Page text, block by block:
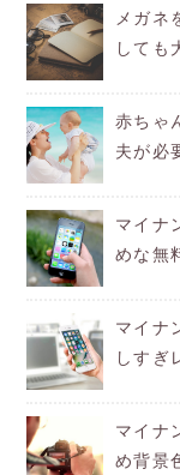
メガネ
しても
赤ちゃ
夫が必
マイナ
めな無
マイナ
しすぎ
マイナ
め背景